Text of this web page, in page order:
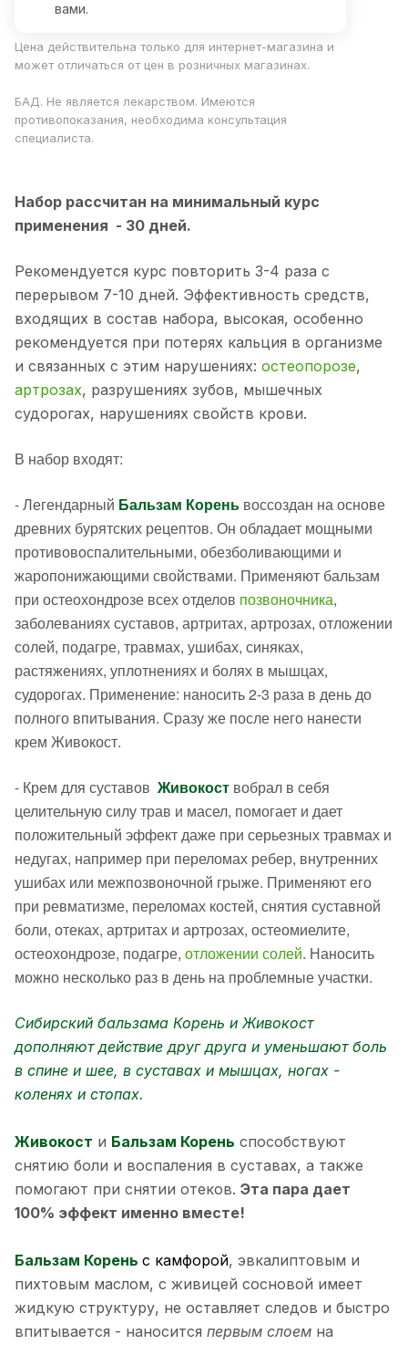
вами.
Цена действительна только для интернет-магазина и
может отличаться от цен в розничных магазинах.
БАД. Не является лекарством. Имеются
противопоказания, необходима консультация
специалиста.
Набор рассчитан на минимальный курс
применения - 30 дней.
Рекомендуется курс повторить 3-4 раза с
перерывом 7-10 дней. Эффективность средств,
входящих в состав набора, высокая, особенно
рекомендуется при потерях кальция в организме
и связанных с этим нарушениях: остеопорозе,
артрозах, разрушениях зубов, мышечных
судорогах, нарушениях свойств крови.
В набор входят:
- Легендарный Бальзам Корень воссоздан на основе
древних бурятских рецептов. Он обладает мощными
противовоспалительными, обезболивающими и
жаропонижающими свойствами. Применяют бальзам
при остеохондрозе всех отделов позвоночника,
заболеваниях суставов, артритах, артрозах, отложении
солей, подагре, травмах, ушибах, синяках,
растяжениях, уплотнениях и болях в мышцах,
судорогах. Применение: наносить 2-3 раза в день до
полного впитывания. Сразу же после него нанести
крем Живокост.
- Крем для суставов Живокост вобрал в себя
целительную силу трав и масел, помогает и дает
положительный эффект даже при серьезных травмах и
недугах, например при переломах ребер, внутренних
ушибах или межпозвоночной грыже. Применяют его
при ревматизме, переломах костей, снятия суставной
боли, отеках, артритах и артрозах, остеомиелите,
остеохондрозе, подагре, отложении солей. Наносить
можно несколько раз в день на проблемные участки.
Сибирский бальзама Корень и Живокост
дополняют действие друг друга и уменьшают боль
в спине и шее, в суставах и мышцах, ногах -
коленях и стопах.
Живокост и Бальзам Корень способствуют
снятию боли и воспаления в суставах, а также
помогают при снятии отеков. Эта пара дает
100% эффект именно вместе!
Бальзам Корень с камфорой, эвкалиптовым и
пихтовым маслом, с живицей сосновой имеет
жидкую структуру, не оставляет следов и быстро
впитывается - наносится первым слоем на